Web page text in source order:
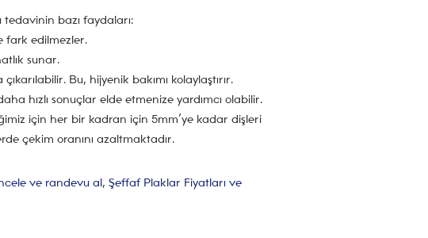
bazı faydaları:
fark edilmezler.
sunar.
Bu, hijyenik bakımı kolaylaştırır.
hızlı sonuçlar elde etmenize yardımcı olabilir.
için her bir kadran için 5mm’ye kadar dişleri
çekim oranını azaltmaktadır.
ve randevu al, Şeffaf Plaklar Fiyatları ve